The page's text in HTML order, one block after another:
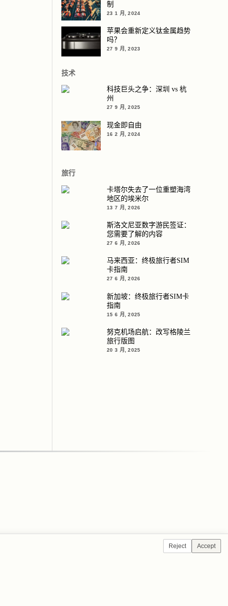
制
23 1 月, 2024
苹果会重新定义钛金属趋势
吗？
27 9 月, 2023
技术
科技巨头之争：深圳 vs 杭
州
27 9 月, 2025
现金即自由
16 2 月, 2024
旅行
卡塔尔失去了一位重塑海湾
地区的埃米尔
13 7 月, 2026
斯洛文尼亚数字游民签证：
您需要了解的内容
27 6 月, 2026
马来西亚：终极旅行者SIM
卡指南
27 6 月, 2026
新加坡：终极旅行者SIM卡
指南
15 6 月, 2025
努克机场启航：改写格陵兰
旅行版图
20 3 月, 2025
Reject Accept